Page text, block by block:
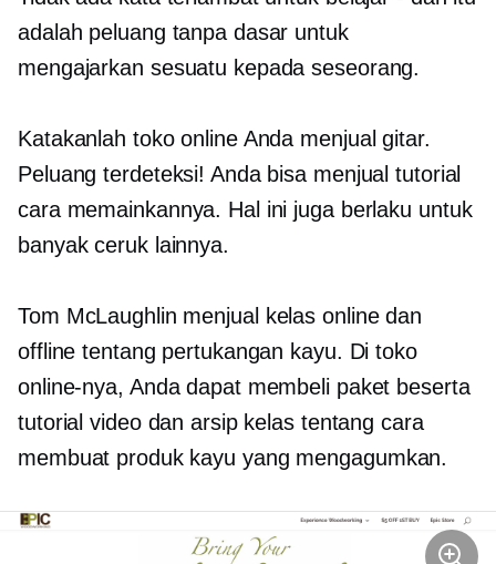
adalah peluang tanpa dasar untuk
mengajarkan sesuatu kepada seseorang.
Katakanlah toko online Anda menjual gitar.
Peluang terdeteksi! Anda bisa menjual tutorial
cara memainkannya. Hal ini juga berlaku untuk
banyak ceruk lainnya.
Tom McLaughlin menjual kelas online dan
offline tentang pertukangan kayu. Di toko
online-nya, Anda dapat membeli paket beserta
tutorial video dan arsip kelas tentang cara
membuat produk kayu yang mengagumkan.